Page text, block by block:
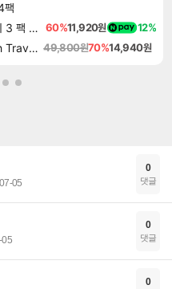
팩
디제이맥스 리스펙트 V V 리버티 3 팩 DJMAX RESPECT V V Liberty 3 Pack DLC 60%11,920원 12%
옥토패스 트래블러 II Octopath Traveler II 49,800원70%14,940원
07-05
0
댓글
05
0
댓글
0